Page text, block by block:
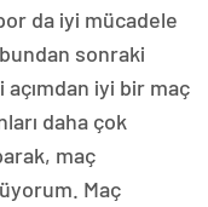
da iyi mücadele
sonraki
açımdan iyi bir maç
daha çok
maç
Maç